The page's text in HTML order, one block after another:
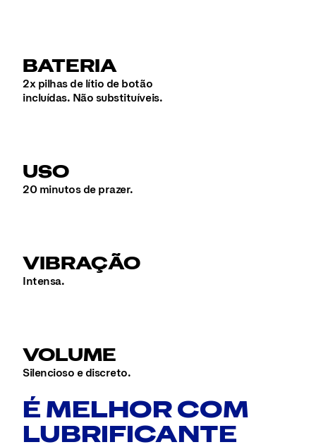
BATERIA
2x pilhas de lítio de botão
incluídas. Não substituíveis.
USO
20 minutos de prazer.
VIBRAÇÃO
Intensa.
VOLUME
Silencioso e discreto.
É MELHOR COM
LUBRIFICANTE